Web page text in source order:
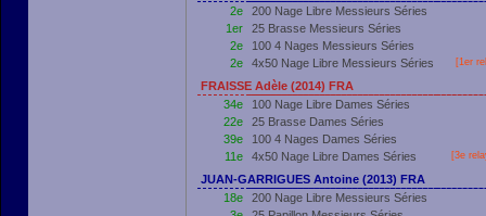
2e
200 Nage Libre Messieurs Séries
1er
25 Brasse Messieurs Séries
2e
100 4 Nages Messieurs Séries
2e
4x50 Nage Libre Messieurs Séries [1er
FRAISSE Adèle (2014) FRA
34e
100 Nage Libre Dames Séries
22e
25 Brasse Dames Séries
39e
100 4 Nages Dames Séries
11e
4x50 Nage Libre Dames Séries [3e
JUAN-GARRIGUES Antoine (2013) FRA
18e
200 Nage Libre Messieurs Séries